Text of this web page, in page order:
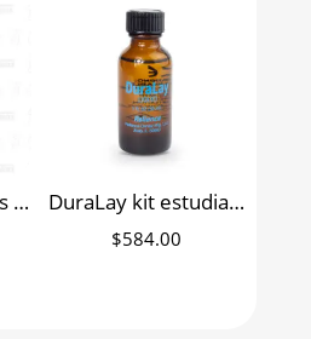
$108.00.
Kit con 6 Pulidores para Acrílico MDT DuraLay kit estudiantil acrílico rosa autopolimerizable Reliance 1 onza
$584.00